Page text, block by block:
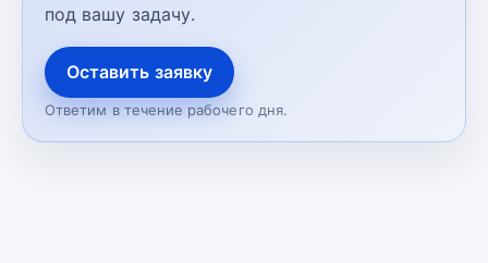
под вашу задачу.
Оставить заявку
Ответим в течение рабочего дня.